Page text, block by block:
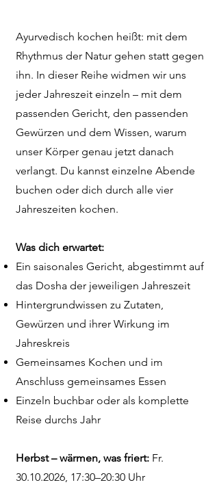
Ayurvedisch kochen heißt: mit dem
Rhythmus der Natur gehen statt gegen
ihn. In dieser Reihe widmen wir uns
jeder Jahreszeit einzeln – mit dem
passenden Gericht, den passenden
Gewürzen und dem Wissen, warum
unser Körper genau jetzt danach
verlangt. Du kannst einzelne Abende
buchen oder dich durch alle vier
Jahreszeiten kochen.
Was dich erwartet:
Ein saisonales Gericht, abgestimmt auf
das Dosha der jeweiligen Jahreszeit
Hintergrundwissen zu Zutaten,
Gewürzen und ihrer Wirkung im
Jahreskreis
Gemeinsames Kochen und im
Anschluss gemeinsames Essen
Einzeln buchbar oder als komplette
Reise durchs Jahr
Herbst – wärmen, was friert: Fr.
30.10.2026, 17:30–20:30 Uhr